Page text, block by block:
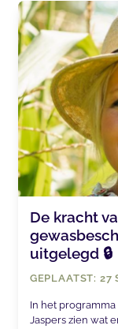
De kracht
uitgelegd 🔒
GEPLAATST: 27
In het programma
Jaspers zien wat